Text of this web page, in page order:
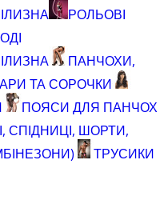
РОЛЬОВІ
ПАНЧОХИ,
ТА СОРОЧКИ
ПОЯСИ ДЛЯ ПАНЧОХ
СПІДНИЦІ, ШОРТИ,
ТРУСИКИ